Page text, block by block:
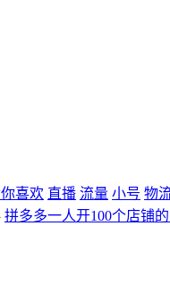
喜欢 直播 流量 小号 物
拼多多一人开100个店铺